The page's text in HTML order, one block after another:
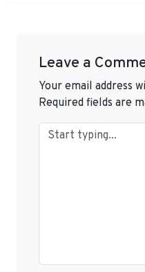
Leave a
Your email address
Required fields are